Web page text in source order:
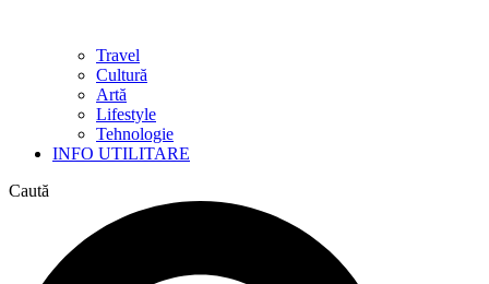
Travel
Cultură
Artă
Lifestyle
Tehnologie
INFO UTILITARE
Caută